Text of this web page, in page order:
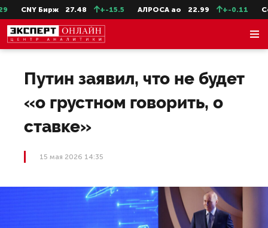
CNY Бирж 27.48 +-15.5 АЛРОСА ао 22.99 +-0.11
Путин заявил, что не будет
«о грустном говорить, о
ставке»
15 мая 2026 14:35